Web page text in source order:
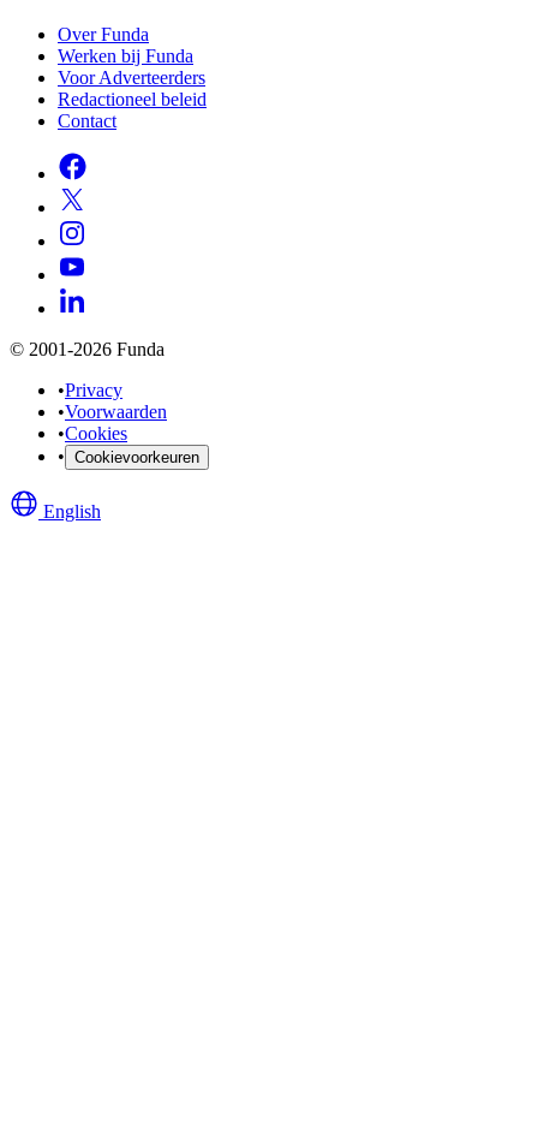
Over Funda
Werken bij Funda
Voor Adverteerders
Redactioneel beleid
Contact
© 2001-2026 Funda
•Privacy
•Voorwaarden
•Cookies
• Cookievoorkeuren
English